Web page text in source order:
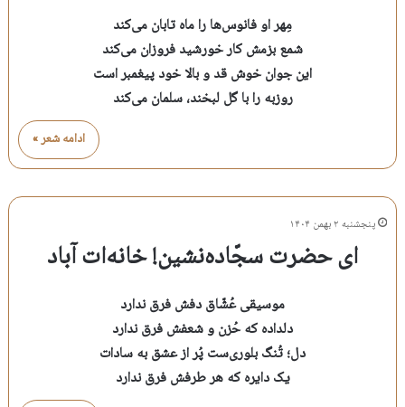
مِهر او فانوس‌ها را ماه تابان می‌کند
شمع بزمش کار خورشید فروزان می‌کند
این جوان خوش قد و بالا خود پیغمبر است
روزبه را با گل لبخند، سلمان می‌کند
ادامه شعر »
پنجشنبه ۲ بهمن ۱۴۰۴
ای حضرت سجّاده‌نشین! خانه‌‌ات آباد
موسیقی عُشّاق دفش فرق ندارد
دلداده که حُزن و شعفش فرق ندارد
دل؛ تُنگ بلوری‌ست پُر از عشق به سادات
یک دایره که هر طرفش فرق ندارد